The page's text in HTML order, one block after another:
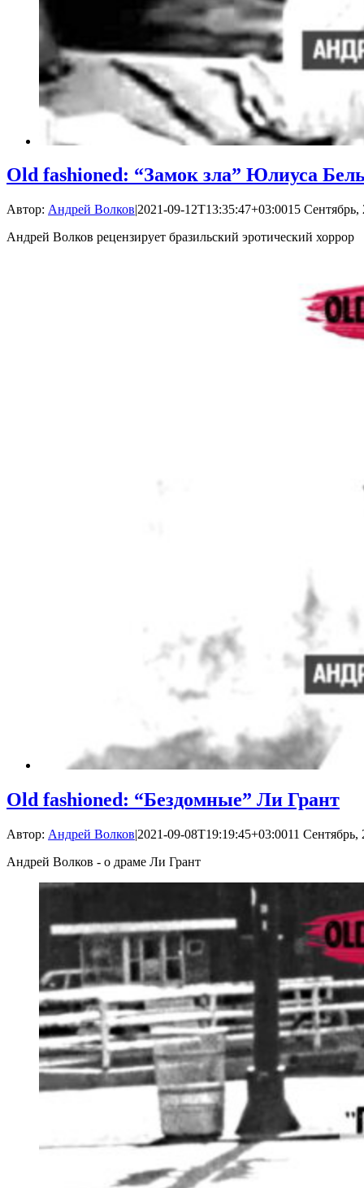
Old fashioned: “Замок зла” Юлиуса
Автор: Андрей Волков|2021-09-12T13:35:47+03:0015 Сентябрь,
Андрей Волков рецензирует бразильский эротический хоррор
Old fashioned: “Бездомные” Ли Грант
Автор: Андрей Волков|2021-09-08T19:19:45+03:0011 Сентябрь,
Андрей Волков - о драме Ли Грант